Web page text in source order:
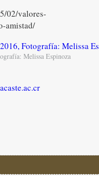
02/valores-
amistad/
Melissa Espinoza